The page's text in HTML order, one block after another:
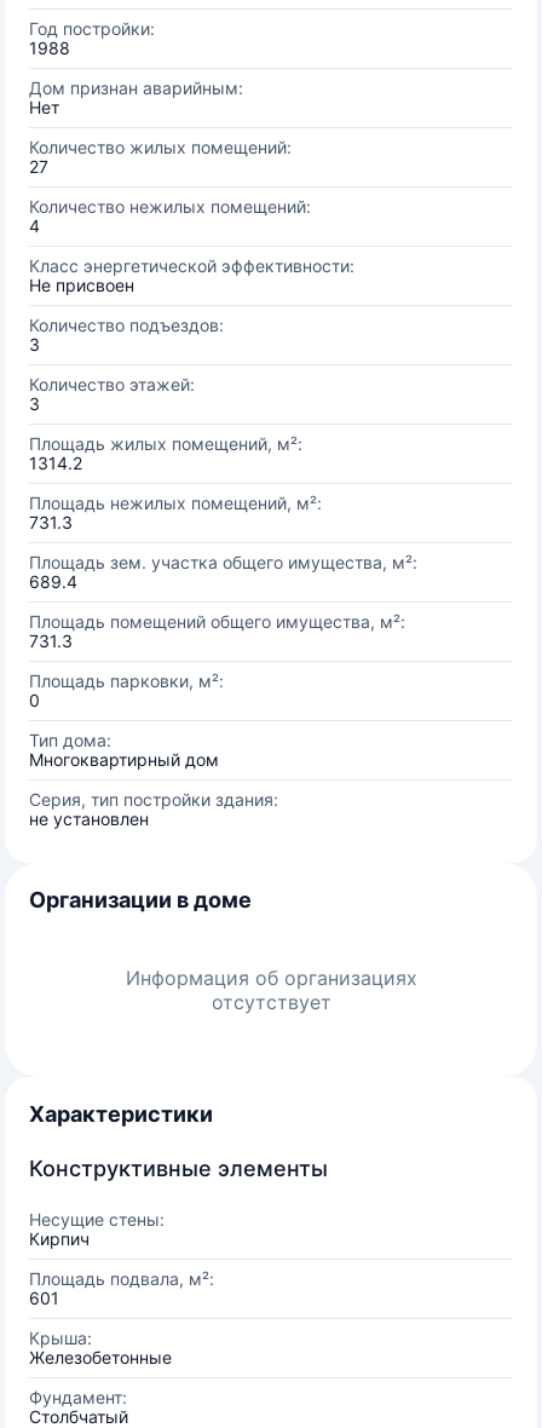
Год постройки:
1988
Дом признан аварийным:
Нет
Количество жилых помещений:
27
Количество нежилых помещений:
4
Класс энергетической эффективности:
Не присвоен
Количество подъездов:
3
Количество этажей:
3
Площадь жилых помещений, м²:
1314.2
Площадь нежилых помещений, м²:
731.3
Площадь зем. участка общего имущества, м²:
689.4
Площадь помещений общего имущества, м²:
731.3
Площадь парковки, м²:
0
Тип дома:
Многоквартирный дом
Серия, тип постройки здания:
не установлен
Организации в доме
Информация об организациях
отсутствует
Характеристики
Конструктивные элементы
Несущие стены:
Кирпич
Площадь подвала, м²:
601
Крыша:
Железобетонные
Фундамент:
Столбчатый